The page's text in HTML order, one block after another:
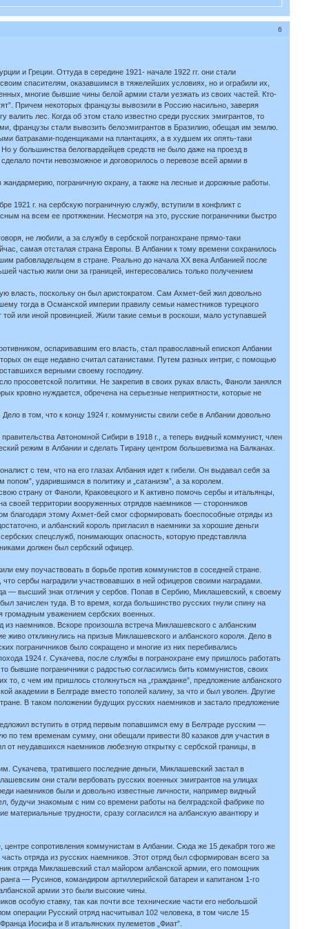
6
и Греции. Оттуда в середине 1921- начале 1922 гг. они стали
спасителям, оказавшимся в тяжелейших условиях, но и ограбили их,
многие бывшие чины белой армии стали уезжать из своих частей. Кто-
Причем некоторых французы вывозили в Россию насильно, заверяя
лес. Когда об этом стало известно среди русских эмигрантов, то
французы стали вывозить белоэмигрантов в Бразилию, обещая им землю.
батраками-поденщиками на плантациях, а в худшем их опять-таки
у большинства белогвардейцев средств не было даже на проезд в
почти невозможное и договорилось о перевозе всей армии в
пограничную охрану, а также на лесные и дорожные работы.
1921 г. на сербскую пограничную службу, вступили в конфликт с
на всем ее протяжении. Несмотря на это, русские пограничники быстро
не любили, а за службу в сербской погранохране прямо-таки
самая отсталая страна Европы. В Албании к тому времени сохранилось
рабовладельцем в стране. Реально до начала XX века Албанией после
частью жили они за границей, интересовались только получением
поскольку он был аристократом. Сам Ахмет-бей жил довольно
тогда в Османской империи правилу семьи наместников турецкого
или иной провинцией. Жили такие семьи в роскоши, мало уступавшей
оспаривавшим его власть, стал православный епископ Албании
он еще недавно считал сатанистами. Путем разных интриг, с помощью
верными своему господину.
просоветской политики. Не закрепив в своих руках власть, Фаноли занялся
кровно нуждается, обречена на серьезные неприятности, которые не
в том, что к концу 1924 г. коммунисты свили себе в Албании довольно
Автономной Сибири в 1918 г., а теперь видный коммунист, член
режим в Албании и сделать Тирану центром большевизма на Балканах.
с тем, что на его глазах Албания идет к гибели. Он выдавал себя за
ударившимся в политику и „сатанизм”, а за королем.
страну от Фаноли, Краковецкого и К активно помочь сербы и итальянцы,
своей территории вооруженных отрядов наемников — сторонников
благодаря этому Ахмет-бей смог сформировать боеспособные отряды из
и албанский король пригласил в наемники за хорошие деньги
спецслужб, понимающих опасность, которую представляла
должен был сербский офицер.
ему поучаствовать в борьбе против коммунистов в соседней стране.
сербы наградили участвовавших в ней офицеров своими наградами.
— высший знак отличия у сербов. Попав в Сербию, Миклашевский, к своему
зачислен туда. В то время, когда большинство русских гнули спину на
уважением сербских военных.
из наемников. Вскоре произошла встреча Миклашевского с албанским
откликнулись на призыв Миклашевского и албанского короля. Дело в
пограничников было сокращено и многие из них перебивались
1924 г. Сукачева, после службы в погранохране ему пришлось работать
бывшие пограничники с радостью согласились бить коммунистов, своих
с чем им пришлось столкнуться на „гражданке”, предложение албанского
академии в Белграде вместо тополей калину, за что и был уволен. Другие
В таком положении будущих русских наемников и застало предложение
вступить в отряд первым попавшимся ему в Белграде русским —
по тем временам сумму, они обещали привести 80 казаков для участия в
от неудавшихся наемников любезную открытку с сербской границы, в
Сукачева, тратившего последние деньги, Миклашевский застал в
они стали вербовать русских военных эмигрантов на улицах
наемников были и довольно известные личности, например видный
будучи знакомым с ним со времени работы на белградской фабрике по
материальные трудности, сразу согласился на албанскую авантюру и
центре сопротивления коммунистам в Албании. Сюда же 15 декабря того же
отряда из русских наемников. Этот отряд был сформирован всего за
отряда Миклашевский стал майором албанской армии, его помощник
— Русинов, командиром артиллерийской батареи и капитаном 1-го
армии это были высокие чины.
особую ставку, так как почти все технические части его небольшой
операции Русский отряд насчитывал 102 человека, в том числе 15
Иосифа и 8 итальянских пулеметов „Фиат”.